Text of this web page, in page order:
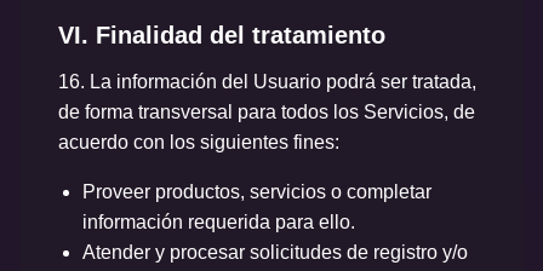
VI. Finalidad del tratamiento
16. La información del Usuario podrá ser tratada,
de forma transversal para todos los Servicios, de
acuerdo con los siguientes fines:
Proveer productos, servicios o completar
información requerida para ello.
Atender y procesar solicitudes de registro y/o